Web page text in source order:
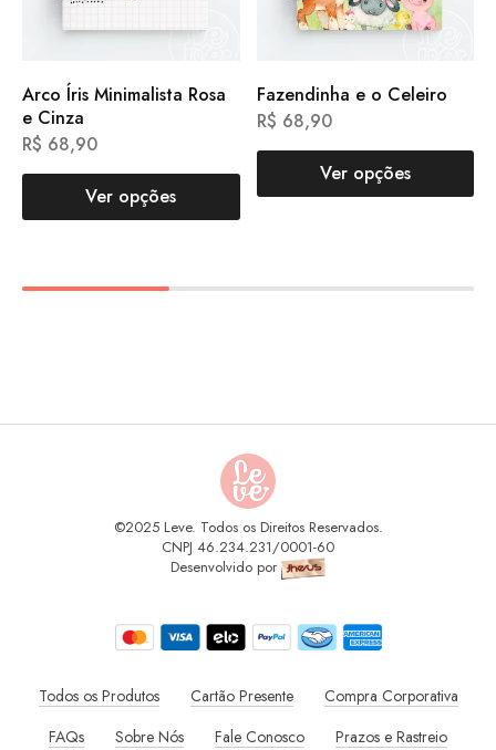
Arco Íris Minimalista Rosa
e Cinza
R$ 68,90
Ver opções
Fazendinha e o Celeiro
R$ 68,90
Ver opções
©2025 Leve. Todos os Direitos Reservados.
CNPJ 46.234.231/0001-60
Desenvolvido por
Todos os Produtos Cartão Presente
Compra Corporativa
FAQs
Sobre Nós Fale Conosco Prazos e Rastreio